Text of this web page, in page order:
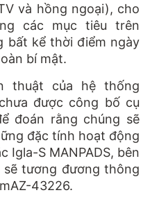
và hồng ngoại), cho
các mục tiêu trên
bất kể thời điểm ngày
bí mật.
thuật của hệ thống
được công bố cụ
đoán rằng chúng sẽ
đặc tính hoạt động
Igla-S MANPADS, bên
tương đương thông
43226.